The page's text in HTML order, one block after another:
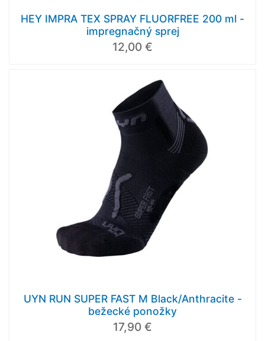
HEY IMPRA TEX SPRAY FLUORFREE 200 ml -
impregnačný sprej
12,00 €
UYN RUN SUPER FAST M Black/Anthracite -
bežecké ponožky
17,90 €